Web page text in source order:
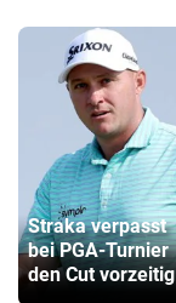
Straka verpasst
bei PGA-Turnier
den Cut vorzeitig